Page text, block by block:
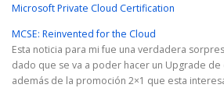
Microsoft Private Cloud Certification
MCSE: Reinvented for the Cloud
Esta noticia para mi fue una verdadera
dado que se va a poder hacer un Upgrade de
además de la promoción 2×1 que esta